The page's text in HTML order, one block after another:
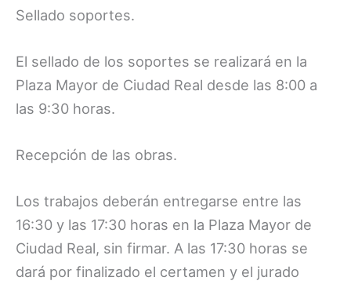
Sellado soportes.
El sellado de los soportes se realizará en la
Plaza Mayor de Ciudad Real desde las 8:00 a
las 9:30 horas.
Recepción de las obras.
Los trabajos deberán entregarse entre las
16:30 y las 17:30 horas en la Plaza Mayor de
Ciudad Real, sin firmar. A las 17:30 horas se
dará por finalizado el certamen y el jurado